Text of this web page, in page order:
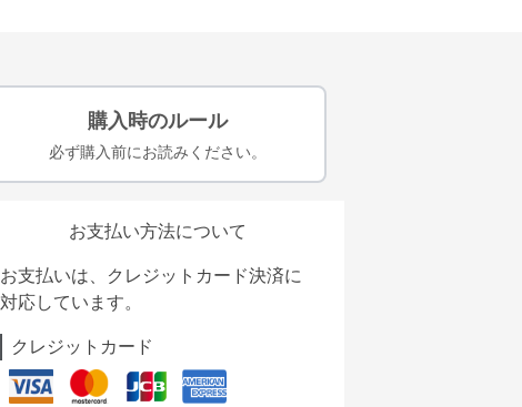
購入時のルール
必ず購入前にお読みください。
お支払い方法について
お支払いは、クレジットカード決済に
対応しています。
クレジットカード